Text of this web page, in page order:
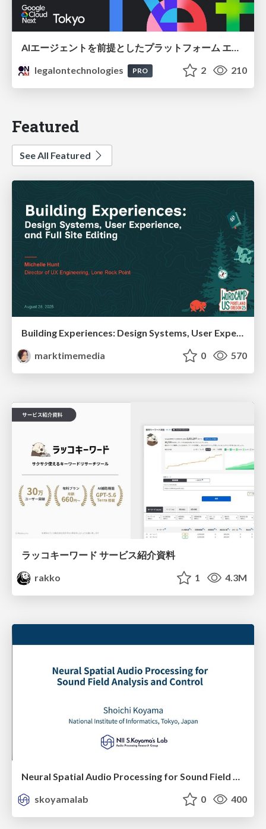
AIエージェントを前提としたプラットフォーム エンジニアリング：GKEで作るAgent-Ready Golden Path
legalontechnologies
PRO 2 210
Featured
See All Featured
Building Experiences: Design Systems, User Experience, and Full Site Editing
marktimemedia
0 570
ラッコキーワード サービス紹介資料
rakko
1 4.3M
Neural Spatial Audio Processing for Sound Field Analysis and Control
skoyamalab
0 400